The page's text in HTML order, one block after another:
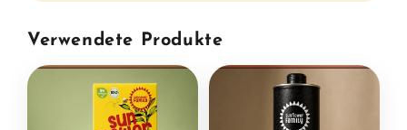
Verwendete Produkte